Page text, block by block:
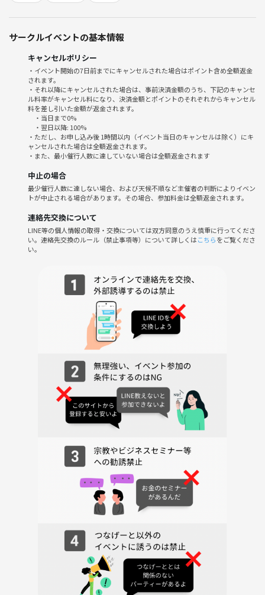
しくお願い致します。
・しつこいナンパや待ち合わせ禁止です！
・人の話をやたら否定したり、人の話を聞かないのもお控えください。
・刺々しい発言や攻撃的な発言をされる方にはお帰りいただきます。運
営に通報し、サークル退会とブロックの処置を取らせていただきます。
・他サークルの勧誘や引き抜きも禁止です！
サークルイベントの基本情報
キャンセルポリシー
・イベント開始の7日前までにキャンセルされた場合はポイント含め全額返金
されます。
・それ以降にキャンセルされた場合は、事前決済金額のうち、下記のキャンセ
ル料率がキャンセル料になり、決済金額とポイントのそれぞれからキャンセル
料を差し引いた金額が返金されます。
・当日まで0%
・翌日以降: 100%
・ただし、お申し込み後 1時間以内（イベント当日のキャンセルは除く）にキ
ャンセルされた場合は全額返金されます。
・また、最小催行人数に達していない場合は全額返金されます
中止の場合
最少催行人数に達しない場合、および天候不順など主催者の判断によりイベン
トが中止される場合があります。その場合、参加料金は全額返金されます。
連絡先交換について
LINE等の個人情報の取得・交換については双方同意のうえ慎重に行ってくださ
い。連絡先交換のルール（禁止事項等）について詳しくはこちらをご覧くださ
い。